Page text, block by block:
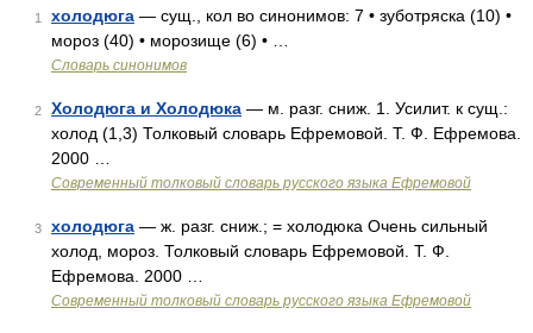
1 холодюга — сущ., кол во синонимов: 7 • зуботряска (10) •
мороз (40) • морозище (6) • …
Словарь синонимов
2 Холодюга и Холодюка — м. разг. сниж. 1. Усилит. к сущ.:
холод (1,3) Толковый словарь Ефремовой. Т. Ф. Ефремова.
2000 …
Современный толковый словарь русского языка Ефремовой
3 холодюга — ж. разг. сниж.; = холодюка Очень сильный
холод, мороз. Толковый словарь Ефремовой. Т. Ф.
Ефремова. 2000 …
Современный толковый словарь русского языка Ефремовой